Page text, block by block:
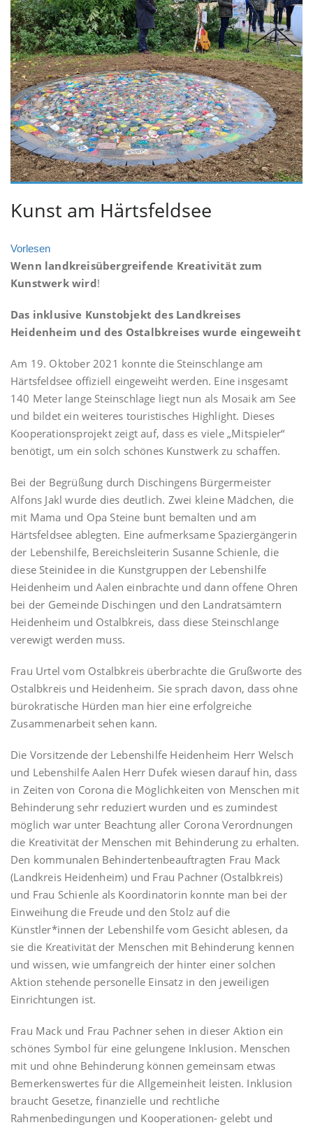
Kunst am Härtsfeldsee
Vorlesen
Wenn landkreisübergreifende Kreativität zum
Kunstwerk wird!
Das inklusive Kunstobjekt des Landkreises
Heidenheim und des Ostalbkreises wurde eingeweiht
Am 19. Oktober 2021 konnte die Steinschlange am
Härtsfeldsee offiziell eingeweiht werden. Eine insgesamt
140 Meter lange Steinschlage liegt nun als Mosaik am See
und bildet ein weiteres touristisches Highlight. Dieses
Kooperationsprojekt zeigt auf, dass es viele „Mitspieler“
benötigt, um ein solch schönes Kunstwerk zu schaffen.
Bei der Begrüßung durch Dischingens Bürgermeister
Alfons Jakl wurde dies deutlich. Zwei kleine Mädchen, die
mit Mama und Opa Steine bunt bemalten und am
Härtsfeldsee ablegten. Eine aufmerksame Spaziergängerin
der Lebenshilfe, Bereichsleiterin Susanne Schienle, die
diese Steinidee in die Kunstgruppen der Lebenshilfe
Heidenheim und Aalen einbrachte und dann offene Ohren
bei der Gemeinde Dischingen und den Landratsämtern
Heidenheim und Ostalbkreis, dass diese Steinschlange
verewigt werden muss.
Frau Urtel vom Ostalbkreis überbrachte die Grußworte des
Ostalbkreis und Heidenheim. Sie sprach davon, dass ohne
bürokratische Hürden man hier eine erfolgreiche
Zusammenarbeit sehen kann.
Die Vorsitzende der Lebenshilfe Heidenheim Herr Welsch
und Lebenshilfe Aalen Herr Dufek wiesen darauf hin, dass
in Zeiten von Corona die Möglichkeiten von Menschen mit
Behinderung sehr reduziert wurden und es zumindest
möglich war unter Beachtung aller Corona Verordnungen
die Kreativität der Menschen mit Behinderung zu erhalten.
Den kommunalen Behindertenbeauftragten Frau Mack
(Landkreis Heidenheim) und Frau Pachner (Ostalbkreis)
und Frau Schienle als Koordinatorin konnte man bei der
Einweihung die Freude und den Stolz auf die
Künstler*innen der Lebenshilfe vom Gesicht ablesen, da
sie die Kreativität der Menschen mit Behinderung kennen
und wissen, wie umfangreich der hinter einer solchen
Aktion stehende personelle Einsatz in den jeweiligen
Einrichtungen ist.
Frau Mack und Frau Pachner sehen in dieser Aktion ein
schönes Symbol für eine gelungene Inklusion. Menschen
mit und ohne Behinderung können gemeinsam etwas
Bemerkenswertes für die Allgemeinheit leisten. Inklusion
braucht Gesetze, finanzielle und rechtliche
Rahmenbedingungen und Kooperationen- gelebt und